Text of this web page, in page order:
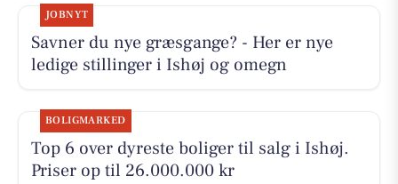
JOBNYT
Savner du nye græsgange? - Her er nye
ledige stillinger i Ishøj og omegn
BOLIGMARKED
Top 6 over dyreste boliger til salg i Ishøj.
Priser op til 26.000.000 kr